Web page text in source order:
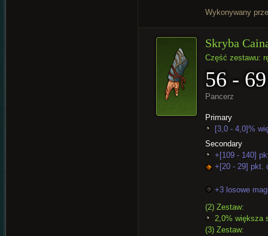
Wykonywany
Skryba
Część zestawu:
56 - 69
Pancerz
Primary
[3,0 - 4,0]%
Secondary
+[109 - 140]
+[20 - 29] pkt.
+3 losowe
(2) Zestaw:
2,0% większa
(3) Zestaw: